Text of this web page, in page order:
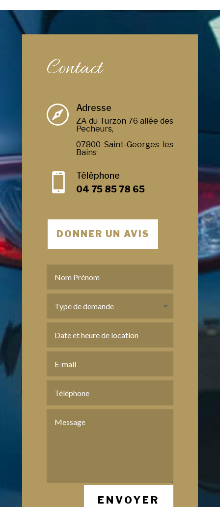
Contact
 Adresse
ZA du Turzon 76 allée des
Pecheurs,
07800 Saint-Georges les
Bains

Téléphone
04 75 85 78 65
DONNER UN AVIS
ENVOYER